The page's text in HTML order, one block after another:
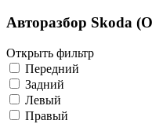
Авторазбор Skoda
Открыть фильтр
Передний
Задний
Левый
Правый